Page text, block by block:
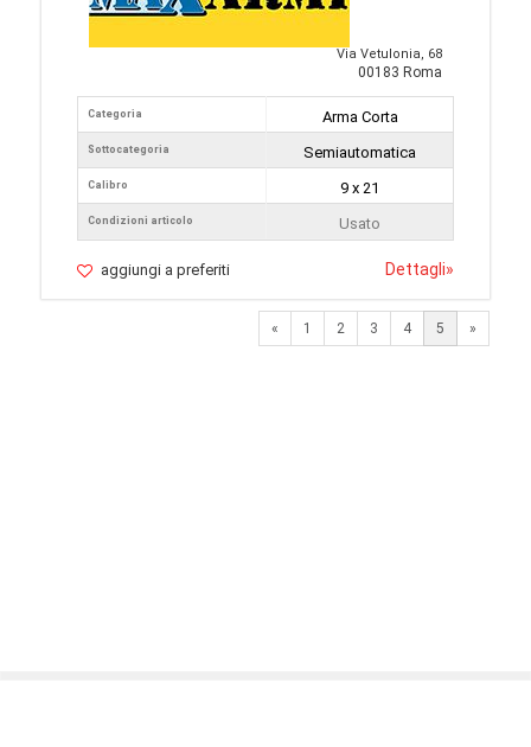
Via Vetulonia, 68
00183 Roma
Categoria
Sottocategoria
Calibro
Condizioni articolo
Arma Corta
Semiautomatica
9 x 21
Usato
aggiungi a preferiti Dettagli»
« Previous
1 2 3 4 5 »